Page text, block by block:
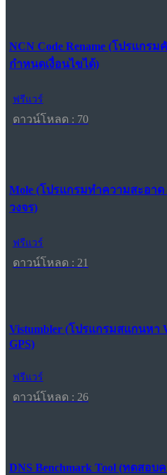
NCN Code Rename (โปรแกร
กำหนดเงื่อนไขได้)
ฟรีแวร์
ดาวน์โหลด : 70
Mole (โปรแกรมทำความสะอาด
วงจร)
ฟรีแวร์
ดาวน์โหลด : 21
Vistumbler (โปรแกรมสแกนหา
GPS)
ฟรีแวร์
ดาวน์โหลด : 26
DNS Benchmark Tool (ทดสอบ